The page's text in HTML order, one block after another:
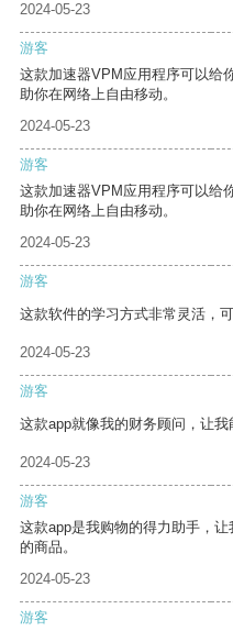
2024-05-23
游客
这款加速器VPM应用程序可以给
助你在网络上自由移动。
2024-05-23
游客
这款加速器VPM应用程序可以给
助你在网络上自由移动。
2024-05-23
游客
这款软件的学习方式非常灵活，
2024-05-23
游客
这款app就像我的财务顾问，让我
2024-05-23
游客
这款app是我购物的得力助手，
的商品。
2024-05-23
游客